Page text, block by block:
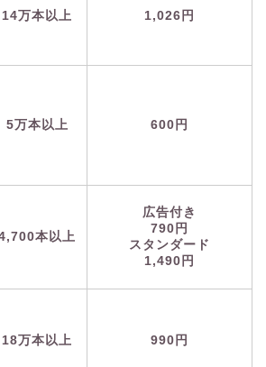
14万本以上 1,026円
5万本以上 600円
本以上
広告付き
790円
スタンダード
1,490円
18万本以上 990円